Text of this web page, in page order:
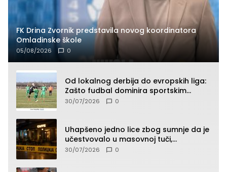
FK Drina Zvornik predstavila novog koordinatora
Omladinske škole
05/08/2026 0
Od lokalnog derbija do evropskih liga:
Zašto fudbal dominira sportskim
klađenjem
30/07/2026 0
Uhapšeno jedno lice zbog sumnje da je
učestvovalo u masovnoj tuči,
maloljetnik zadobio povrede
30/07/2026 0